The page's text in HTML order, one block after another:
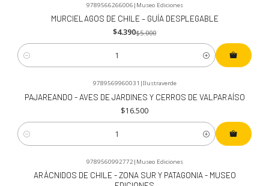
OFF
9789566266006 | Museo Ediciones
MURCIELAGOS DE CHILE – GUÍA DESPLEGABLE
$4.390$5.000
Cantidad
9789569960031 |Ilustraverde
PAJAREANDO - AVES DE JARDINES Y CERROS DE VALPARAÍSO
$16.500
Cantidad
-5%OFF
9789560992772| Museo Ediciones
ARÁCNIDOS DE CHILE - ZONA SUR Y PATAGONIA - MUSEO